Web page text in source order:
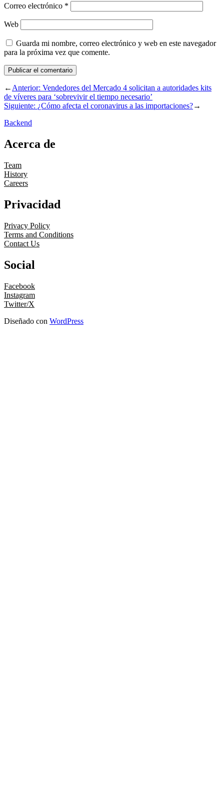
Correo electrónico *
Web
Guarda mi nombre, correo electrónico y web en este navegador
para la próxima vez que comente.
←Anterior: Vendedores del Mercado 4 solicitan a autoridades kits
de víveres para ‘sobrevivir el tiempo necesario’
Siguiente: ¿Cómo afecta el coronavirus a las importaciones?→
Backend
Acerca de
Team
History
Careers
Privacidad
Privacy Policy
Terms and Conditions
Contact Us
Social
Facebook
Instagram
Twitter/X
Diseñado con WordPress